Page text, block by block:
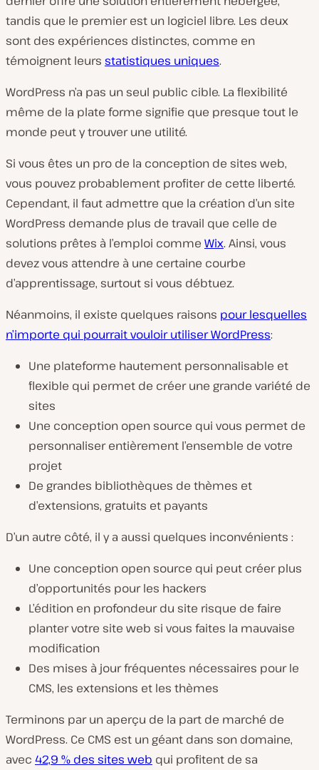
tandis que le premier est un logiciel libre. Les deux
sont des expériences distinctes, comme en
témoignent leurs statistiques uniques.
WordPress n’a pas un seul public cible. La flexibilité
même de la plate forme signifie que presque tout le
monde peut y trouver une utilité.
Si vous êtes un pro de la conception de sites web,
vous pouvez probablement profiter de cette liberté.
Cependant, il faut admettre que la création d’un site
WordPress demande plus de travail que celle de
solutions prêtes à l’emploi comme Wix. Ainsi, vous
devez vous attendre à une certaine courbe
d’apprentissage, surtout si vous débtuez.
Néanmoins, il existe quelques raisons pour lesquelles
n’importe qui pourrait vouloir utiliser WordPress:
Une plateforme hautement personnalisable et
flexible qui permet de créer une grande variété de
sites
Une conception open source qui vous permet de
personnaliser entièrement l’ensemble de votre
projet
De grandes bibliothèques de thèmes et
d’extensions, gratuits et payants
D’un autre côté, il y a aussi quelques inconvénients :
Une conception open source qui peut créer plus
d’opportunités pour les hackers
L’édition en profondeur du site risque de faire
planter votre site web si vous faites la mauvaise
modification
Des mises à jour fréquentes nécessaires pour le
CMS, les extensions et les thèmes
Terminons par un aperçu de la part de marché de
WordPress. Ce CMS est un géant dans son domaine,
avec 42,9 % des sites web qui profitent de sa